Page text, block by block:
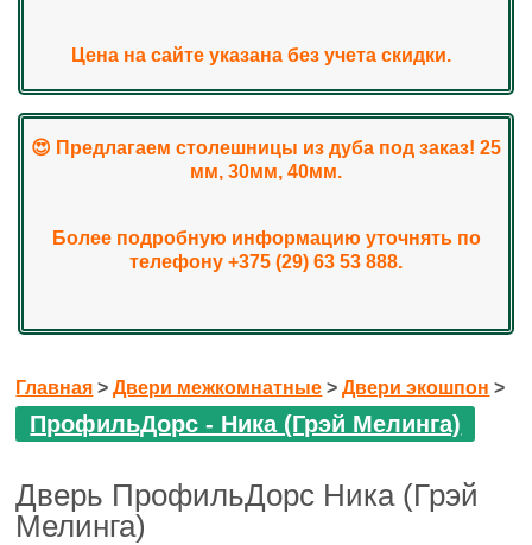
Цена на сайте указана без учета скидки.
😍 Предлагаем столешницы из дуба под заказ! 25
мм, 30мм, 40мм.
Более подробную информацию уточнять по
телефону +375 (29) 63 53 888.
Главная > Двери межкомнатные > Двери экошпон >
ПрофильДорс - Ника (Грэй Мелинга)
Дверь ПрофильДорс Ника (Грэй
Мелинга)